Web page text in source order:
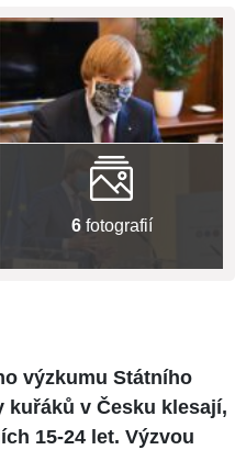
6fotografií
výzkumu Státního
v Česku klesají,
15-24 let. Výzvou